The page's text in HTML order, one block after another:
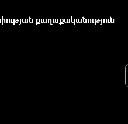
քաղաքականություն